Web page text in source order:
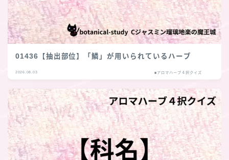
01436【抽出部位】「鱗」が用いられているハーブ
2026.08.03 ■アロマハーブ４択クイズ